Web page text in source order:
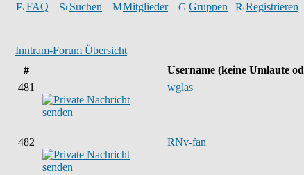
FAQ Suchen Mitglieder Gruppen Registrieren
Inntram-Forum Übersicht
#
Username (keine Umlaute
481
wglas
482 RNv-fan